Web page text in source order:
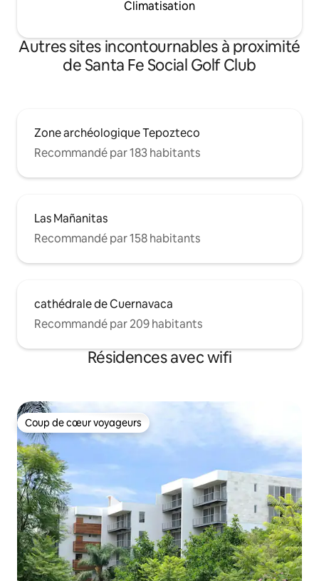
Climatisation
Autres sites incontournables à proximité
de Santa Fe Social Golf Club
Zone archéologique Tepozteco
Recommandé par 183 habitants
Las Mañanitas
Recommandé par 158 habitants
cathédrale de Cuernavaca
Recommandé par 209 habitants
Résidences avec wifi
Coup de cœur voyageurs
Coup de cœur voyageurs